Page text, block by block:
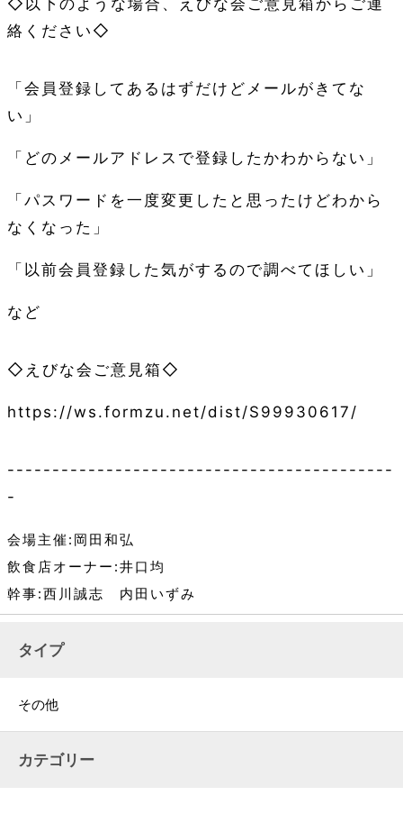
◇以下のような場合、えびな会ご意見箱からご連
絡ください◇
「会員登録してあるはずだけどメールがきてな
い」
「どのメールアドレスで登録したかわからない」
「パスワードを一度変更したと思ったけどわから
なくなった」
「以前会員登録した気がするので調べてほしい」
など
◇えびな会ご意見箱◇
https://ws.formzu.net/dist/S99930617/
-------------------------------------------
-
会場主催:岡田和弘
飲食店オーナー:井口均
幹事:西川誠志 内田いずみ
タイプ
その他
カテゴリー